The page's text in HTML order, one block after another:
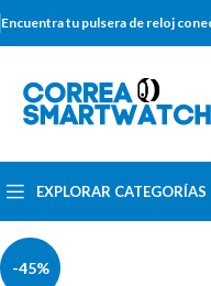
Encuentra tu pulsera de reloj
EXPLORAR CATEGORÍAS
-45%